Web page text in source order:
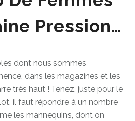
Pression…
dont nous sommes
dans les magazines et les
très haut ! Tenez, juste pour le
il faut répondre à un nombre
les mannequins, dont on